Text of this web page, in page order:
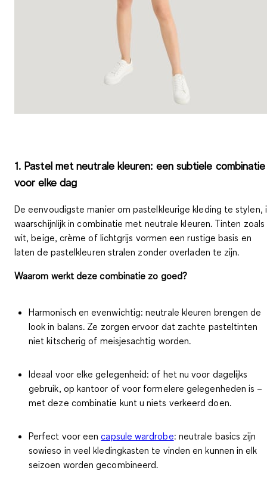
1. Pastel met neutrale kleuren: een subtiele combinatie
voor elke dag
De eenvoudigste manier om pastelkleurige kleding te stylen,
waarschijnlijk in combinatie met neutrale kleuren. Tinten zoals
wit, beige, crème of lichtgrijs vormen een rustige basis en
laten de pastelkleuren stralen zonder overladen te zijn.
Waarom werkt deze combinatie zo goed?
Harmonisch en evenwichtig:neutrale kleuren brengen de
look in balans. Ze zorgen ervoor dat zachte pasteltinten
niet kitscherig of meisjesachtig worden.
Ideaal voor elke gelegenheid:of het nu voor dagelijks
gebruik, op kantoor of voor formelere gelegenheden is –
met deze combinatie kunt u niets verkeerd doen.
Perfect voor eencapsule wardrobe: neutrale basics zijn
sowieso in veel kledingkasten te vinden en kunnen in elk
seizoen worden gecombineerd.